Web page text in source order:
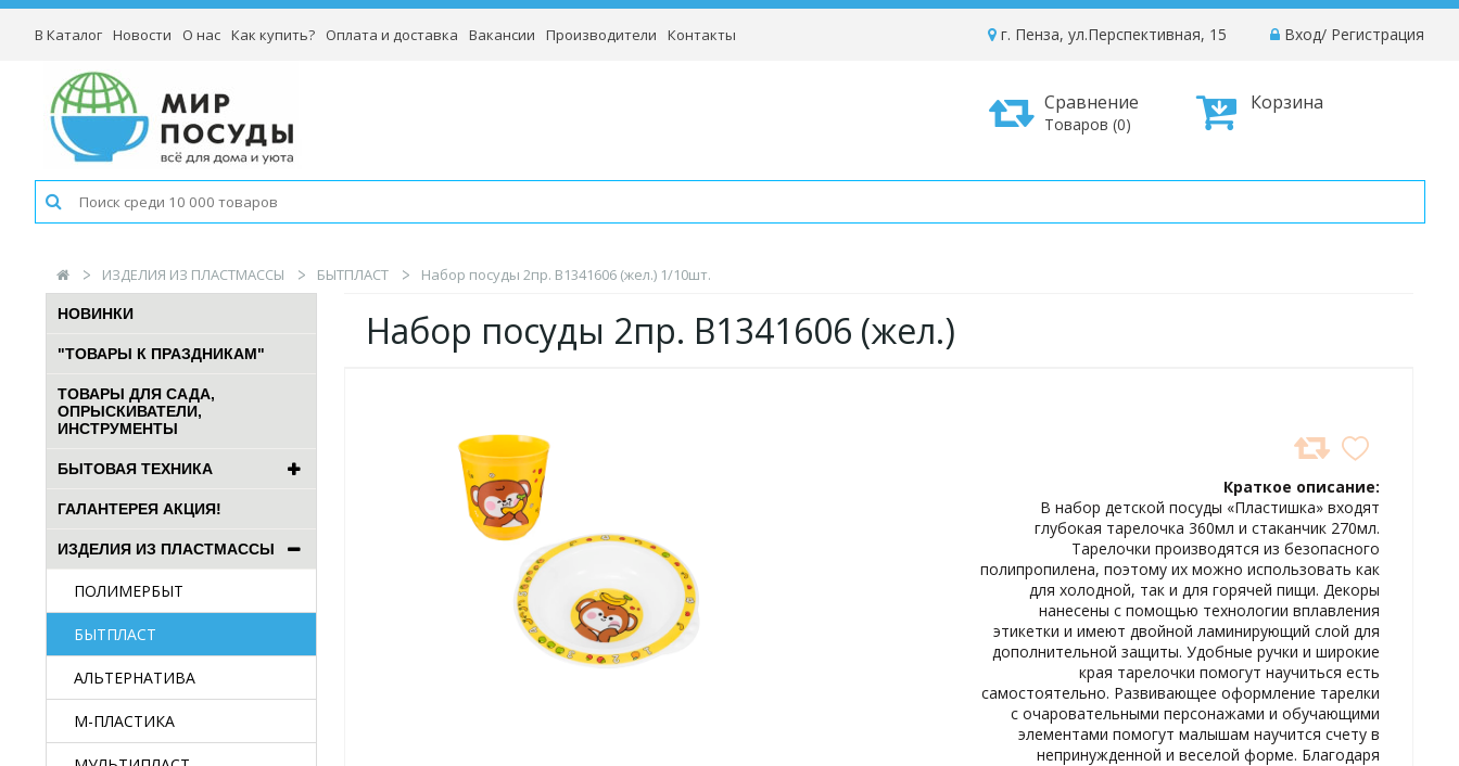
В Каталог Новости О нас Как купить? Оплата и доставка Вакансии Производители Контакты Вход/ Регистрация
г. Пенза, ул.Перспективная, 15
Корзина
Сравнение
Товаров (0)
ИЗДЕЛИЯ ИЗ ПЛАСТМАССЫ БЫТПЛАСТ Набор посуды 2пр. B1341606 (жел.) 1/10шт.
НОВИНКИ
"ТОВАРЫ К ПРАЗДНИКАМ"
ТОВАРЫ ДЛЯ САДА,
ОПРЫСКИВАТЕЛИ,
ИНСТРУМЕНТЫ
БЫТОВАЯ ТЕХНИКА
ГАЛАНТЕРЕЯ АКЦИЯ!
ИЗДЕЛИЯ ИЗ ПЛАСТМАССЫ
ПОЛИМЕРБЫТ
БЫТПЛАСТ
АЛЬТЕРНАТИВА
М-ПЛАСТИКА
Набор посуды 2пр. B1341606 (жел.)
Краткое описание:
В набор детской посуды «Пластишка» входят
глубокая тарелочка 360мл и стаканчик 270мл.
Тарелочки производятся из безопасного
полипропилена, поэтому их можно использовать как
для холодной, так и для горячей пищи. Декоры
нанесены с помощью технологии вплавления
этикетки и имеют двойной ламинирующий слой для
дополнительной защиты. Удобные ручки и широкие
края тарелочки помогут научиться есть
самостоятельно. Развивающее оформление тарелки
с очаровательными персонажами и обучающими
элементами помогут малышам научится счету в
непринужденной и веселой форме. Благодаря